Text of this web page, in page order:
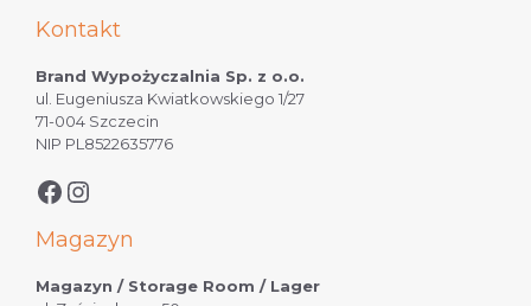
Kontakt
Brand Wypożyczalnia Sp. z o.o.
ul. Eugeniusza Kwiatkowskiego 1/27
71-004 Szczecin
NIP PL8522635776
Magazyn
Magazyn / Storage Room / Lager